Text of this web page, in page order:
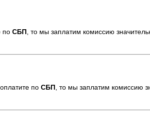
по СБП то мы заплатим комиссию
по СБП , то мы заплатим комиссию